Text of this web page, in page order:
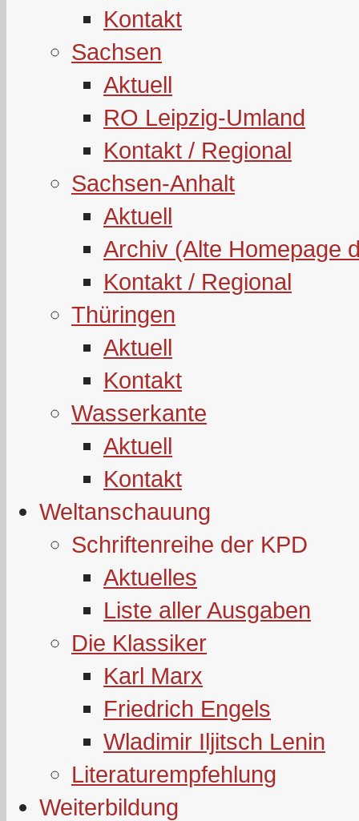
Kontakt
Sachsen
Aktuell
RO Leipzig-Umland
Kontakt / Regional
Sachsen-Anhalt
Aktuell
Archiv (Alte Homepage
Kontakt / Regional
Thüringen
Aktuell
Kontakt
Wasserkante
Aktuell
Kontakt
Weltanschauung
Schriftenreihe der KPD
Aktuelles
Liste aller Ausgaben
Die Klassiker
Karl Marx
Friedrich Engels
Wladimir Iljitsch Lenin
Literaturempfehlung
Weiterbildung